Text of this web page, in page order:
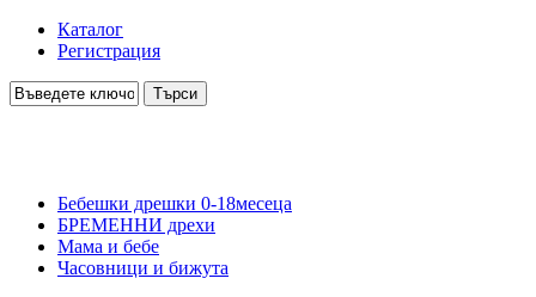
Каталог
Регистрация
Бебешки дрешки 0-18месеца
БРЕМЕННИ дрехи
Мама и бебе
Часовници и бижута